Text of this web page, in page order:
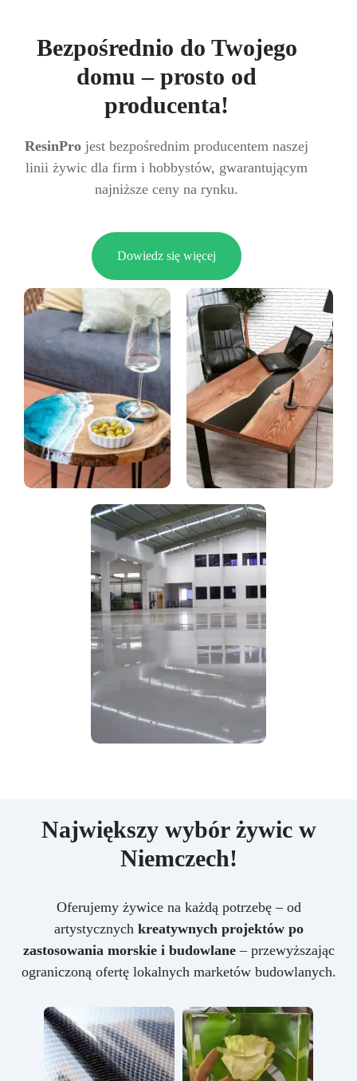
Bezpośrednio do Twojego
domu – prosto od
producenta!
ResinPro jest bezpośrednim producentem naszej
linii żywic dla firm i hobbystów, gwarantującym
najniższe ceny na rynku.
Dowiedz się więcej
Największy wybór żywic w
Niemczech!
Oferujemy żywice na każdą potrzebę – od
artystycznych kreatywnych projektów po
zastosowania morskie i budowlane– przewyższając
ograniczoną ofertę lokalnych marketów budowlanych.